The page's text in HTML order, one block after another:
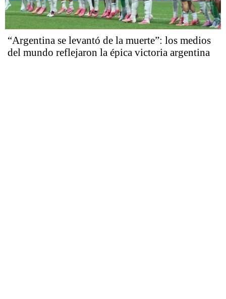
“Argentina se levantó de la muerte”: los medios
del mundo reflejaron la épica victoria argentina